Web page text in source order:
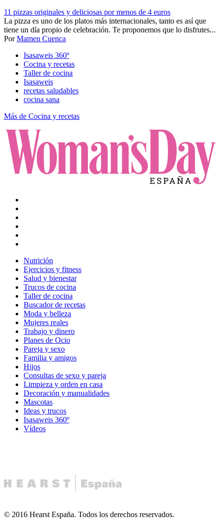
11 pizzas originales y deliciosas por menos de 4 euros
La pizza es uno de los platos más internacionales, tanto es así que
tiene un día propio de celebración. Te proponemos que lo disfrutes...
PorMamen Cuenca
Isasaweis 360º
Cocina y recetas
Taller de cocina
Isasaweis
recetas saludables
cocina sana
Más de Cocina y recetas
Nutrición
Ejercicios y fitness
Salud y bienestar
Trucos de cocina
Taller de cocina
Buscador de recetas
Moda y belleza
Mujeres reales
Trabajo y dinero
Planes de Ocio
Pareja y sexo
Familia y amigos
Hijos
Consultas de sexo y pareja
Limpieza y orden en casa
Decoración y manualidades
Mascotas
Ideas y trucos
Isasaweis 360º
Vídeos
© 2016 Hearst España. Todos los derechos reservados.